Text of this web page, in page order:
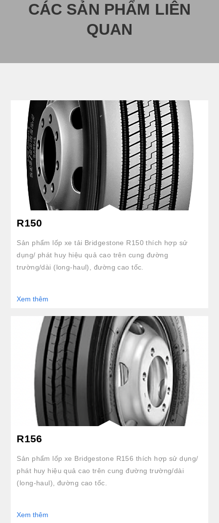
CÁC SẢN PHẨM LIÊN
QUAN
clickable image of R150
R150
Sản phẩm lốp xe tải Bridgestone R150 thích hợp sử
dụng/ phát huy hiệu quả cao trên cung đường
trường/dài (long-haul), đường cao tốc.
Xem thêm
clickable image of R156
R156
Sản phẩm lốp xe Bridgestone R156 thích hợp sử dụng/
phát huy hiệu quả cao trên cung đường trường/dài
(long-haul), đường cao tốc.
Xem thêm